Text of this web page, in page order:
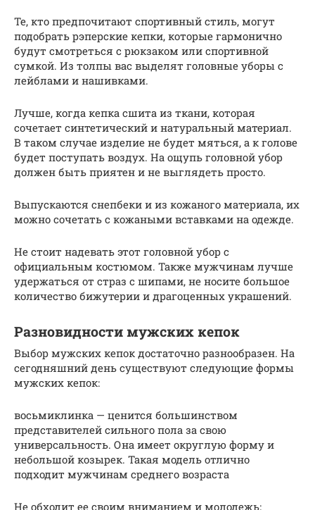
Те, кто предпочитают спортивный стиль, могут
подобрать рэперские кепки, которые гармонично
будут смотреться с рюкзаком или спортивной
сумкой. Из толпы вас выделят головные уборы с
лейблами и нашивками.
Лучше, когда кепка сшита из ткани, которая
сочетает синтетический и натуральный материал.
В таком случае изделие не будет мяться, а к голове
будет поступать воздух. На ощупь головной убор
должен быть приятен и не выглядеть просто.
Выпускаются снепбеки и из кожаного материала, их
можно сочетать с кожаными вставками на одежде.
Не стоит надевать этот головной убор с
официальным костюмом. Также мужчинам лучше
удержаться от страз с шипами, не носите большое
количество бижутерии и драгоценных украшений.
Разновидности мужских кепок
Выбор мужских кепок достаточно разнообразен. На
сегодняшний день существуют следующие формы
мужских кепок:
восьмиклинка — ценится большинством
представителей сильного пола за свою
универсальность. Она имеет округлую форму и
небольшой козырек. Такая модель отлично
подходит мужчинам среднего возраста
Не обходит ее своим вниманием и молодежь;